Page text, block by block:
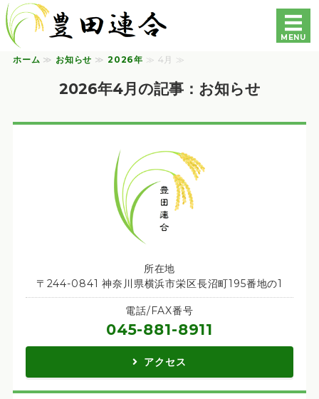
豊田連合町内会自治会
MENU
ホーム
ホーム ≫ お知らせ ≫ 2026年 ≫ 4月 ≫
2026年4月の記事：お知らせ
所在地
〒244-0841 神奈川県横浜市栄区長沼町195番地の1
電話/FAX番号
045-881-8911
アクセス